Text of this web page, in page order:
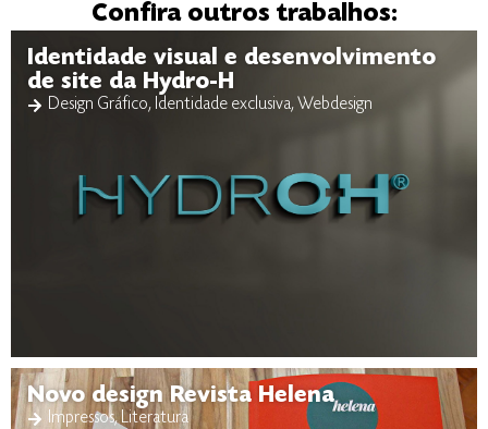
Confira outros trabalhos:
Identidade visual e desenvolvimento
de site da Hydro-H
Design Gráfico, Identidade exclusiva,Webdesign
Novo design Revista Helena
Impressos,Literatura